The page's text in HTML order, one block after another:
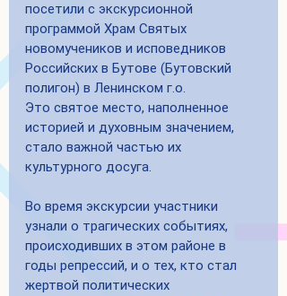
посетили с экскурсионной
программой Храм Святых
новомучеников и исповедников
Российских в Бутове (Бутовский
полигон) в Ленинском г.о.
Это святое место, наполненное
историей и духовным значением,
стало важной частью их
культурного досуга.
Во время экскурсии участники
узнали о трагических событиях,
происходивших в этом районе в
годы репрессий, и о тех, кто стал
жертвой политических